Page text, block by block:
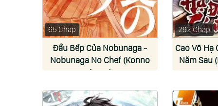
65 Chap
Đầu Bếp Của Nobunaga -
Nobunaga No Chef (Konno
Azure)
292 Chap
Cao Võ Hạ
Năm Sau